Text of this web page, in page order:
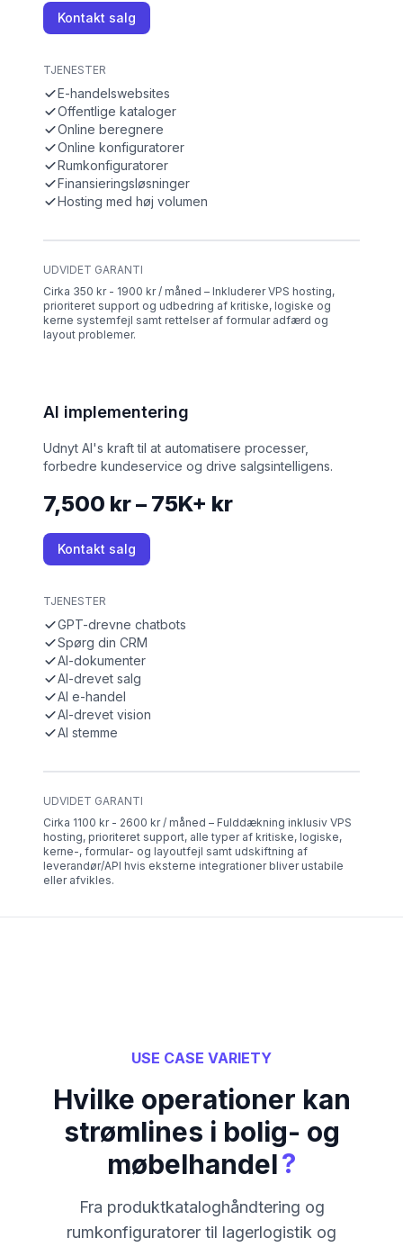
Kontakt salg
TJENESTER
E-handelswebsites
Offentlige kataloger
Online beregnere
Online konfiguratorer
Rumkonfiguratorer
Finansieringsløsninger
Hosting med høj volumen
UDVIDET GARANTI
Cirka 350 kr - 1900 kr / måned – Inkluderer VPS hosting,
prioriteret support og udbedring af kritiske, logiske og
kerne systemfejl samt rettelser af formular adfærd og
layout problemer.
AI implementering
Udnyt AI's kraft til at automatisere processer,
forbedre kundeservice og drive salgsintelligens.
7,500 kr – 75K+ kr
Kontakt salg
TJENESTER
GPT-drevne chatbots
Spørg din CRM
AI-dokumenter
AI-drevet salg
AI e-handel
AI-drevet vision
AI stemme
UDVIDET GARANTI
Cirka 1100 kr - 2600 kr / måned – Fulddækning inklusiv VPS
hosting, prioriteret support, alle typer af kritiske, logiske,
kerne-, formular- og layoutfejl samt udskiftning af
leverandør/API hvis eksterne integrationer bliver ustabile
eller afvikles.
USE CASE VARIETY
Hvilke operationer kan
strømlines i bolig- og
møbelhandel?
Fra produktkataloghåndtering og
rumkonfiguratorer til lagerlogistik og